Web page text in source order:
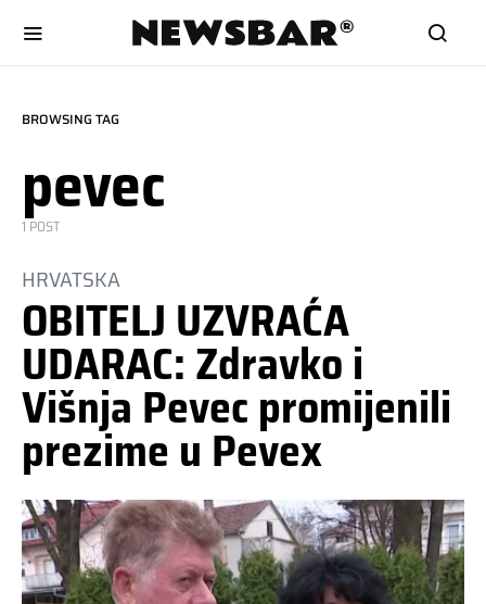
BROWSING TAG
pevec
1 POST
HRVATSKA
OBITELJ UZVRAĆA
UDARAC: Zdravko i
Višnja Pevec promijenili
prezime u Pevex